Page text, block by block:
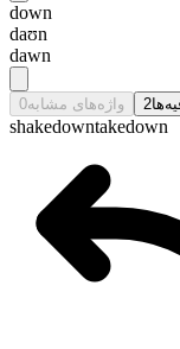
down
daʊn
dawn
واژه‌های مشابه0 2
shakedowntakedown